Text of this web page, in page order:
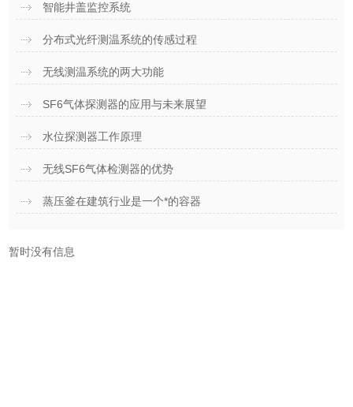
智能井盖监控系统
分布式光纤测温系统的传感过程
无线测温系统的两大功能
SF6气体探测器的应用与未来展望
水位探测器工作原理
无线SF6气体检测器的优势
蒸压釜在建筑行业是一个*的容器
暂时没有信息